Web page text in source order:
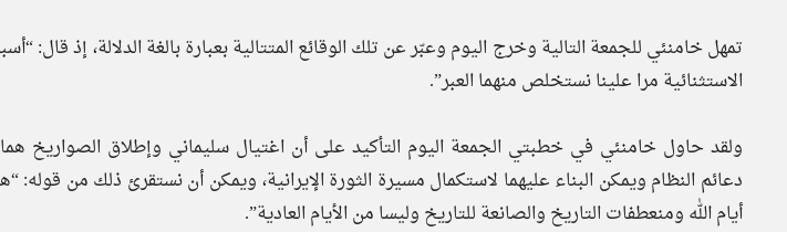
تمهل خامنئي للجمعة التالية وخرج اليوم وعبّر عن تلك الوقائع المتتالية بعبارة بالغة الدلالة، إذ قال:
الاستثنائية مرا علينا نستخلص منهما العبر”.
ولقد حاول خامنئي في خطبتي الجمعة اليوم التأكيد على أن اغتيال سليماني وإطلاق الصواريخ
دعائم النظام ويمكن البناء عليهما لاستكمال مسيرة الثورة الإيرانية، ويمكن أن نستقرئ ذلك من قوله:
أيام الله ومنعطفات التاريخ والصانعة للتاريخ وليسا من الأيام العادية”.